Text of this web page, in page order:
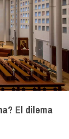
El dilema